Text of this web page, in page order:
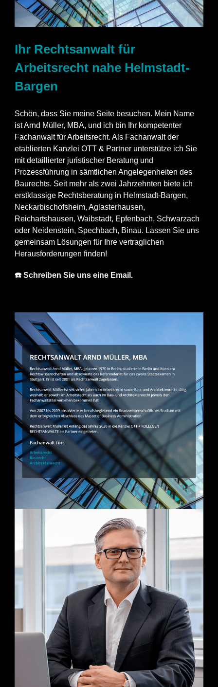
Ihr Rechtsanwalt für
Arbeitsrecht nahe Helmstadt-
Bargen
Schön, dass Sie meine Seite besuchen. Mein Name
ist Arnd Müller, MBA, und ich bin Ihr kompetenter
Fachanwalt für Arbeitsrecht. Als Fachanwalt der
etablierten Kanzlei OTT & Partner unterstütze ich Sie
mit detaillierter juristischer Beratung und
Prozessführung in sämtlichen Angelegenheiten des
Baurechts. Seit mehr als zwei Jahrzehnten biete ich
erstklassige Rechtsberatung in Helmstadt-Bargen,
Neckarbischofsheim, Aglasterhausen,
Reichartshausen, Waibstadt, Epfenbach, Schwarzach
oder Neidenstein, Spechbach, Binau. Lassen Sie uns
gemeinsam Lösungen für Ihre vertraglichen
Herausforderungen finden!
☎️ Schreiben Sie uns eine Email.